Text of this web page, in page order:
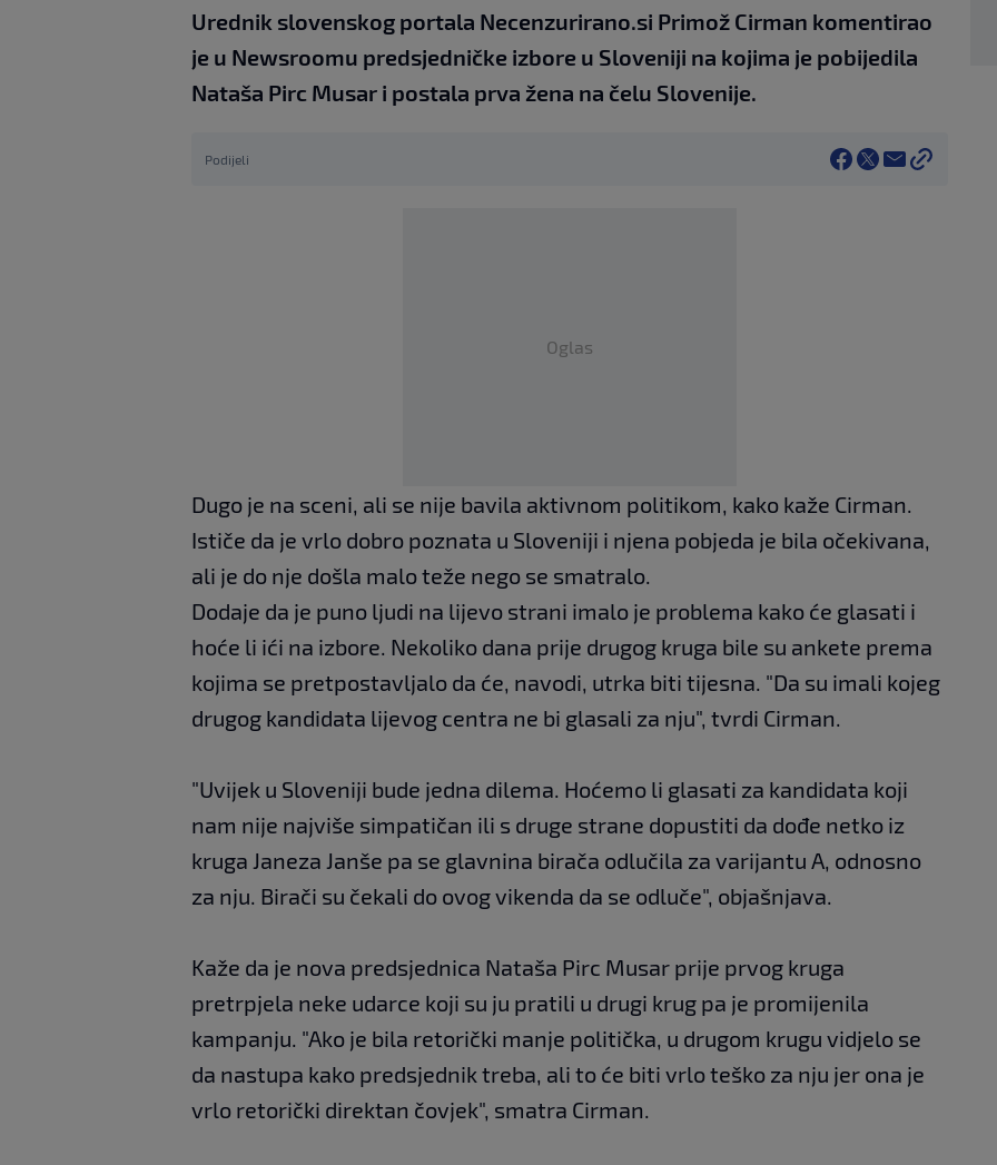
Urednik slovenskog portala Necenzurirano.si Primož Cirman komentirao
je u Newsroomu predsjedničke izbore u Sloveniji na kojima je pobijedila
Nataša Pirc Musar i postala prva žena na čelu Slovenije.
Podijeli
Oglas
Dugo je na sceni, ali se nije bavila aktivnom politikom, kako kaže Cirman.
Ističe da je vrlo dobro poznata u Sloveniji i njena pobjeda je bila očekivana,
ali je do nje došla malo teže nego se smatralo.
Dodaje da je puno ljudi na lijevo strani imalo je problema kako će glasati i
hoće li ići na izbore. Nekoliko dana prije drugog kruga bile su ankete prema
kojima se pretpostavljalo da će, navodi, utrka biti tijesna. "Da su imali kojeg
drugog kandidata lijevog centra ne bi glasali za nju", tvrdi Cirman.
"Uvijek u Sloveniji bude jedna dilema. Hoćemo li glasati za kandidata koji
nam nije najviše simpatičan ili s druge strane dopustiti da dođe netko iz
kruga Janeza Janše pa se glavnina birača odlučila za varijantu A, odnosno
za nju. Birači su čekali do ovog vikenda da se odluče", objašnjava.
Kaže da je nova predsjednica Nataša Pirc Musar prije prvog kruga
pretrpjela neke udarce koji su ju pratili u drugi krug pa je promijenila
kampanju. "Ako je bila retorički manje politička, u drugom krugu vidjelo se
da nastupa kako predsjednik treba, ali to će biti vrlo teško za nju jer ona je
vrlo retorički direktan čovjek", smatra Cirman.